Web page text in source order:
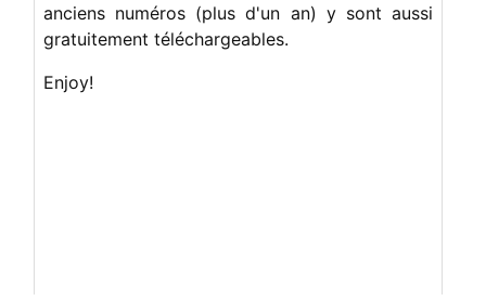
anciens numéros (plus d'un an) y sont aussi
gratuitement téléchargeables.
Enjoy!